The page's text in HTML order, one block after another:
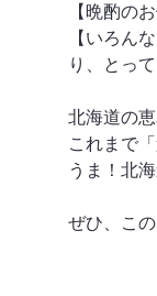
【晩酌の
【いろん
り、とって
北海道の
これまで
うま！北
ぜひ、こ